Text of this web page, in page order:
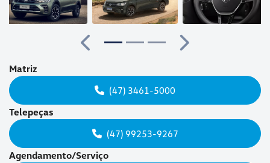
Anterior
Próximo
Matriz
(47) 3461-5000
Telepeças
(47) 99253-9267
Agendamento/Serviço